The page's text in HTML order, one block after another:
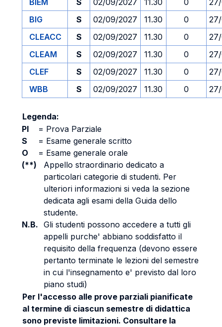
BIEM S 02/09/2027 11.30 0
BIG
S 02/09/2027 11.30 0
CLEACC
S 02/09/2027 11.30 0
CLEAM
S 02/09/2027 11.30 0
CLEF
S 02/09/2027 11.30 0
WBB
S 02/09/2027 11.30 0
Legenda:
PI
= Prova Parziale
S
= Esame generale scritto
O
= Esame generale orale
(**)
Appello straordinario dedicato a
particolari categorie di studenti. Per
ulteriori informazioni si veda la sezione
dedicata agli esami della Guida dello
studente.
N.B. Gli studenti possono accedere a tutti gli
appelli purche' abbiano soddisfatto il
requisito della frequenza (devono essere
pertanto terminate le lezioni del semestre
in cui l'insegnamento e' previsto dal loro
piano studi)
Per l'accesso alle prove parziali pianificate
al termine di ciascun semestre di didattica
sono previste limitazioni. Consultare la